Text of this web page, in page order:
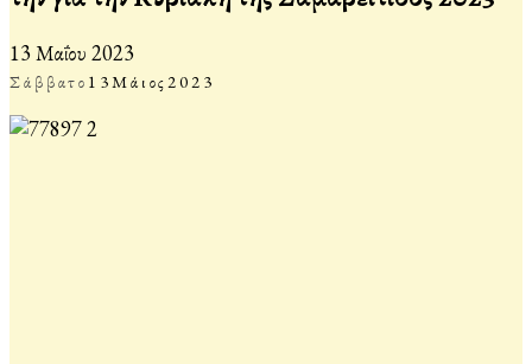
13 Μαΐου 2023
Σάββατο 13Μάιος2023